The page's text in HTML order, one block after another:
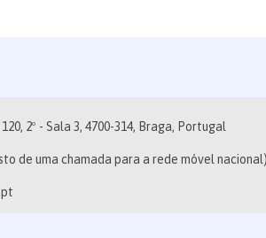
120, 2º - Sala 3, 4700-314, Braga, Portugal
de uma chamada para a rede móvel nacional)